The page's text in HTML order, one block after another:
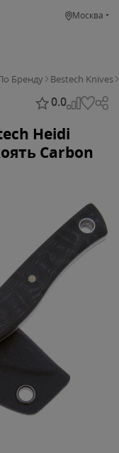
Москва
Бренду Bestech Knives
0.0
Heidi
Carbon